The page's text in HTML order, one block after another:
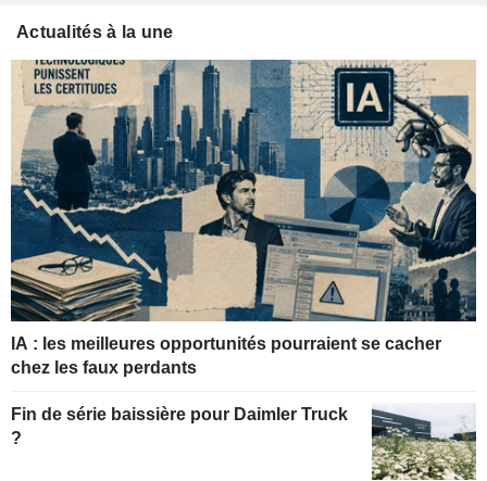
Actualités à la une
IA : les meilleures opportunités pourraient se cacher
chez les faux perdants
Fin de série baissière pour Daimler Truck
?